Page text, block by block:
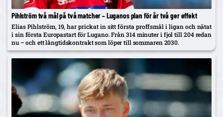
Pihlström två mål på två matcher – Luganos plan för år två ger effekt
Elias Pihlström, 19, har prickat in sitt första proffsmål i ligan och nätat
i sin första Europastart för Lugano. Från 314 minuter i fjol till 204 redan
nu – och ett långtidskontrakt som löper till sommaren 2030.